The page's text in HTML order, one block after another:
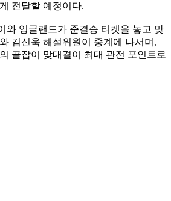
전달할 예정이다.
와 잉글랜드가 준결승 티켓을 놓고 맞
김신욱 해설위원이 중계에 나서며,
골잡이 맞대결이 최대 관전 포인트로